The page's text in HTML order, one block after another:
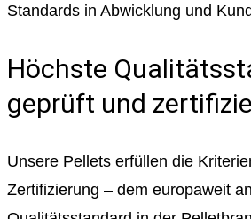
Standards in Abwicklung und
Höchste
geprüft und
Unsere Pellets erfüllen die
Zertifizierung – dem europaweit